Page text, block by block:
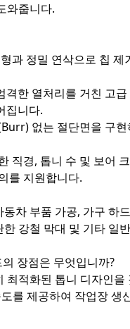
와줍니다.
과 정밀 연삭으로 칩
격한 열처리를 거친 고
집니다.
없는 절단면을 구
직경, 톱니 수 및 보어
를 지원합니다.
차 부품 가공, 가구 하
강철 막대 및 기타 일
장점은 무엇입니까?
적화된 톱니 디자인
를 제공하여 작업장 생